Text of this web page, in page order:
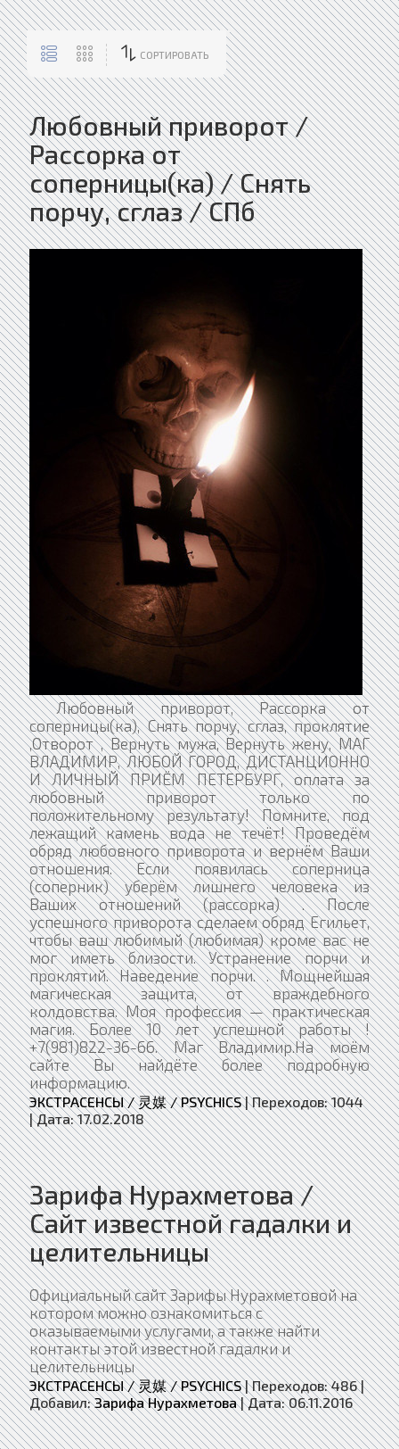
СОРТИРОВАТЬ
Любовный приворот /
Рассорка от
соперницы(ка) / Снять
порчу, сглаз / СПб
Любовный приворот, Рассорка от
соперницы(ка), Снять порчу, сглаз, проклятие
,Отворот , Вернуть мужа, Вернуть жену, МАГ
ВЛАДИМИР, ЛЮБОЙ ГОРОД, ДИСТАНЦИОННО
И ЛИЧНЫЙ ПРИЁМ ПЕТЕРБУРГ, оплата за
любовный приворот только по
положительному результату! Помните, под
лежащий камень вода не течёт! Проведём
обряд любовного приворота и вернём Ваши
отношения. Если появилась соперница
(соперник) уберём лишнего человека из
Ваших отношений (рассорка) . После
успешного приворота сделаем обряд Егильет,
чтобы ваш любимый (любимая) кроме вас не
мог иметь близости. Устранение порчи и
проклятий. Наведение порчи. . Мощнейшая
магическая защита, от враждебного
колдовства. Моя профессия — практическая
магия. Более 10 лет успешной работы !
+7(981)822-36-66. Маг Владимир.На моём
сайте Вы найдёте более подробную
информацию.
ЭКСТРАСЕНСЫ / 灵媒 / PSYCHICS|Переходов: 1044
|Дата: 17.02.2018
Зарифа Нурахметова /
Сайт известной гадалки и
целительницы
Официальный сайт Зарифы Нурахметовой на
котором можно ознакомиться с
оказываемыми услугами, а также найти
контакты этой известной гадалки и
целительницы
ЭКСТРАСЕНСЫ / 灵媒 / PSYCHICS|Переходов: 486 |
Добавил: Зарифа Нурахметова |Дата: 06.11.2016